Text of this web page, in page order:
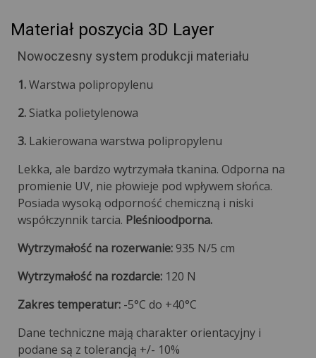
Materiał poszycia 3D Layer
Nowoczesny system produkcji materiału
1.Warstwa polipropylenu
2. Siatka polietylenowa
3. Lakierowana warstwa polipropylenu
Lekka, ale bardzo wytrzymała tkanina. Odporna na
promienie UV, nie płowieje pod wpływem słońca.
Posiada wysoką odporność chemiczną i niski
współczynnik tarcia. Pleśnioodporna.
Wytrzymałość na rozerwanie:935 N/5 cm
Wytrzymałość na rozdarcie: 120 N
Zakres temperatur: -5°C do +40°C
Dane techniczne mają charakter orientacyjny i
podane są z tolerancją +/- 10%